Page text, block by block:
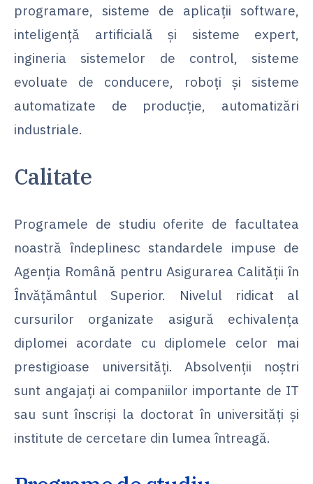
programare, sisteme de aplicații software,
inteligență artificială și sisteme expert,
ingineria sistemelor de control, sisteme
evoluate de conducere, roboți și sisteme
automatizate de producție, automatizări
industriale.
Calitate
Programele de studiu oferite de facultatea
noastră îndeplinesc standardele impuse de
Agenția Română pentru Asigurarea Calității în
Învățământul Superior. Nivelul ridicat al
cursurilor organizate asigură echivalența
diplomei acordate cu diplomele celor mai
prestigioase universități. Absolvenții noștri
sunt angajați ai companiilor importante de IT
sau sunt înscriși la doctorat în universități și
institute de cercetare din lumea întreagă.